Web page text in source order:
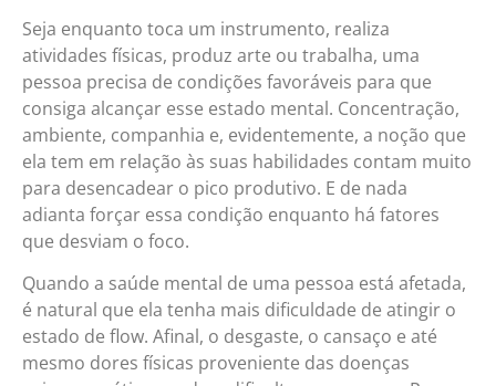
Seja enquanto toca um instrumento, realiza
atividades físicas, produz arte ou trabalha, uma
pessoa precisa de condições favoráveis para que
consiga alcançar esse estado mental. Concentração,
ambiente, companhia e, evidentemente, a noção que
ela tem em relação às suas habilidades contam muito
para desencadear o pico produtivo. E de nada
adianta forçar essa condição enquanto há fatores
que desviam o foco.
Quando a saúde mental de uma pessoa está afetada,
é natural que ela tenha mais dificuldade de atingir o
estado de flow. Afinal, o desgaste, o cansaço e até
mesmo dores físicas proveniente das doenças